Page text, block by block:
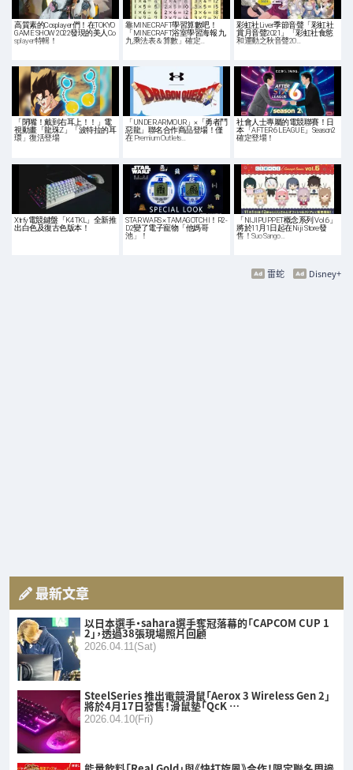
高質素的Cosplayer們！在TOKYO
GAME SHOW 2022發現的美人Co
splayer特輯！
靠MINECRAFT學習算數吧！
「MINECRAFT浴室學習海報 九
九乘法表＆算數」確定…
彩虹社Liver季節音聲「彩虹社
賞月音聲2021」「彩虹社食慾
和運動之秋音聲20…
「閉嘴！戴到右耳上！！」電
視動畫「龍珠Z」「波特拉的耳
環」復活登場
「UNDER ARMOUR」×「勇者鬥
惡龍」聯名合作商品登場！僅
在 Premium Outlets…
社會人士專屬的電競聯賽！日
本「AFTER 6 LEAGUE」Season2
確定登場！
Xtrfy電競鍵盤「K4 TKL」全新推
出白色及復古色版本！
STAR WARS × TAMAGOTCHI！R2-
D2變了電子寵物「他媽哥
池」！
「NIJIPUPPET概念系列 Vol.6」
將於11月1日起在Niji Store發
售！Suo Sango…
Disney+
雷蛇
最新文章
以日本選手・sahara選手奪冠落幕的「CAPCOM CUP 1
2」，透過38張現場照片回顧
2026.04.11(Sat)
SteelSeries 推出電競滑鼠「Aerox 3 Wireless Gen 2」
將於4月17日發售！滑鼠墊「QcK …
2026.04.10(Fri)